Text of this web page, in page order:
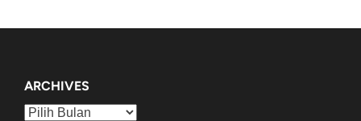
ARCHIVES
Archives